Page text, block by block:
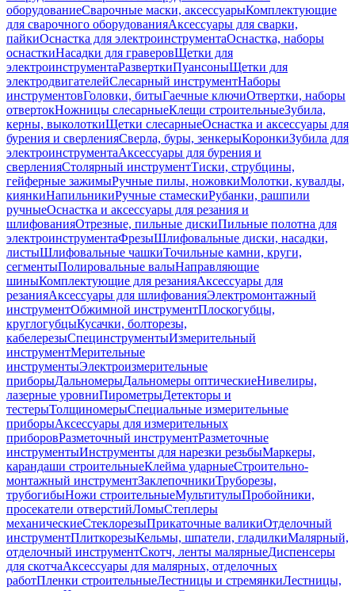
оборудованиеСварочные маски, аксессуарыКомплектующие
для сварочного оборудованияАксессуары для сварки,
пайкиОснастка для электроинструментаОснастка, наборы
оснасткиНасадки для граверовЩетки для
электроинструментаРазверткиПуансоныЩетки для
электродвигателейСлесарный инструментНаборы
инструментовГоловки, битыГаечные ключиОтвертки, наборы
отвертокНожницы слесарныеКлещи строительныеЗубила,
керны, выколоткиЩетки слесарныеОснастка и аксессуары для
бурения и сверленияСверла, буры, зенкерыКоронкиЗубила для
электроинструментаАксессуары для бурения и
сверленияСтолярный инструментТиски, струбцины,
гейферные зажимыРучные пилы, ножовкиМолотки, кувалды,
киянкиНапильникиРучные стамескиРубанки, рашпили
ручныеОснастка и аксессуары для резания и
шлифованияОтрезные, пильные дискиПильные полотна для
электроинструментаФрезыШлифовальные диски, насадки,
листыШлифовальные чашкиТочильные камни, круги,
сегментыПолировальные валыНаправляющие
шиныКомплектующие для резанияАксессуары для
резанияАксессуары для шлифованияЭлектромонтажный
инструментОбжимной инструментПлоскогубцы,
круглогубцыКусачки, болторезы,
кабелерезыСпецинструментыИзмерительный
инструментМерительные
инструментыЭлектроизмерительные
приборыДальномерыДальномеры оптическиеНивелиры,
лазерные уровниПирометрыДетекторы и
тестерыТолщиномерыСпециальные измерительные
приборыАксессуары для измерительных
приборовРазметочный инструментРазметочные
инструментыИнструменты для нарезки резьбыМаркеры,
карандаши строительныеКлейма ударныеСтроительно-
монтажный инструментЗаклепочникиТруборезы,
трубогибыНожи строительныеМультитулыПробойники,
просекатели отверстийЛомыСтеплеры
механическиеСтеклорезыПрикаточные валикиОтделочный
инструментПлиткорезыКельмы, шпатели, гладилкиМалярный,
отделочный инструментСкотч, ленты малярныеДиспенсеры
для скотчаАксессуары для малярных, отделочных
работПленки строительныеЛестницы и стремянкиЛестницы,